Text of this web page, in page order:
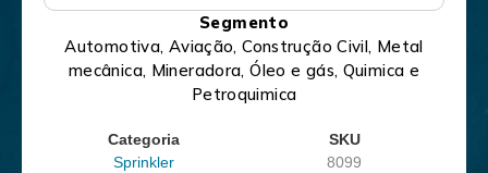
Segmento
Automotiva, Aviação, Construção Civil, Metal
mecânica, Mineradora, Óleo e gás, Quimica e
Petroquimica
Categoria
Sprinkler
SKU
8099